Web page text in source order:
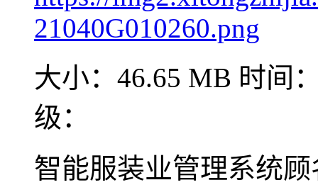
大小：46.65 MB 时间
级：
智能服装业管理系统